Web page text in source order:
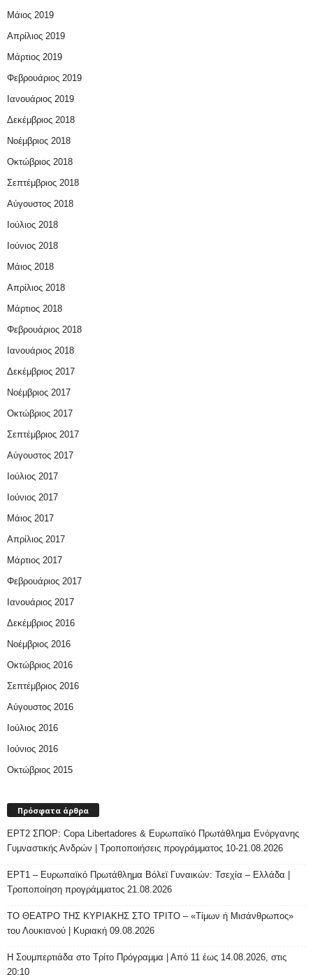
Μάιος 2019
Απρίλιος 2019
Μάρτιος 2019
Φεβρουάριος 2019
Ιανουάριος 2019
Δεκέμβριος 2018
Νοέμβριος 2018
Οκτώβριος 2018
Σεπτέμβριος 2018
Αύγουστος 2018
Ιούλιος 2018
Ιούνιος 2018
Μάιος 2018
Απρίλιος 2018
Μάρτιος 2018
Φεβρουάριος 2018
Ιανουάριος 2018
Δεκέμβριος 2017
Νοέμβριος 2017
Οκτώβριος 2017
Σεπτέμβριος 2017
Αύγουστος 2017
Ιούλιος 2017
Ιούνιος 2017
Μάιος 2017
Απρίλιος 2017
Μάρτιος 2017
Φεβρουάριος 2017
Ιανουάριος 2017
Δεκέμβριος 2016
Νοέμβριος 2016
Οκτώβριος 2016
Σεπτέμβριος 2016
Αύγουστος 2016
Ιούλιος 2016
Ιούνιος 2016
Οκτώβριος 2015
Πρόσφατα άρθρα
ΕΡΤ2 ΣΠΟΡ: Copa Libertadores & Ευρωπαϊκό Πρωτάθλημα Ενόργανης
Γυμναστικής Ανδρών | Τροποποιήσεις προγράμματος 10-21.08.2026
ΕΡΤ1 – Ευρωπαϊκό Πρωτάθλημα Βόλεϊ Γυναικών: Τσεχία – Ελλάδα |
Τροποποίηση προγράμματος 21.08.2026
ΤΟ ΘΕΑΤΡΟ ΤΗΣ ΚΥΡΙΑΚΗΣ ΣΤΟ ΤΡΙΤΟ – «Τίμων ή Μισάνθρωπος»
του Λουκιανού | Κυριακή 09.08.2026
H Σουμπερτιάδα στο Τρίτο Πρόγραμμα | Από 11 έως 14.08.2026, στις
20:10